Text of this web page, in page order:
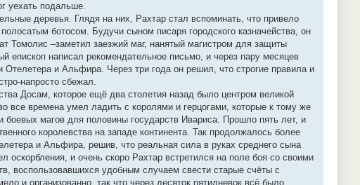
уехать подальше.
деревья. Глядя на них, Рахтар стал вспоминать, что привело
ботосом. Будучи сыном писаря городского казначейства, он
Томолис –заметил заезжий маг, нанятый магистром для защиты
епископ написал рекомендательное письмо, и через пару месяцев
и Альфира. Через три года он решил, что строгие правила и
напросто сбежал.
Досам, которое ещё два столетия назад было центром великой
все времена умел ладить с королями и герцогами, которые к тому же
магов для половины государств Ивариса. Прошло пять лет, и
королевства на западе континента. Так продолжалось более
и Альфира, решив, что реальная сила в руках среднего сына
и очень скоро Рахтар встретился на поле боя со своими
воспользовавшихся удобным случаем свести старые счёты с
и организованно, так что через десяток пятидневок всё было